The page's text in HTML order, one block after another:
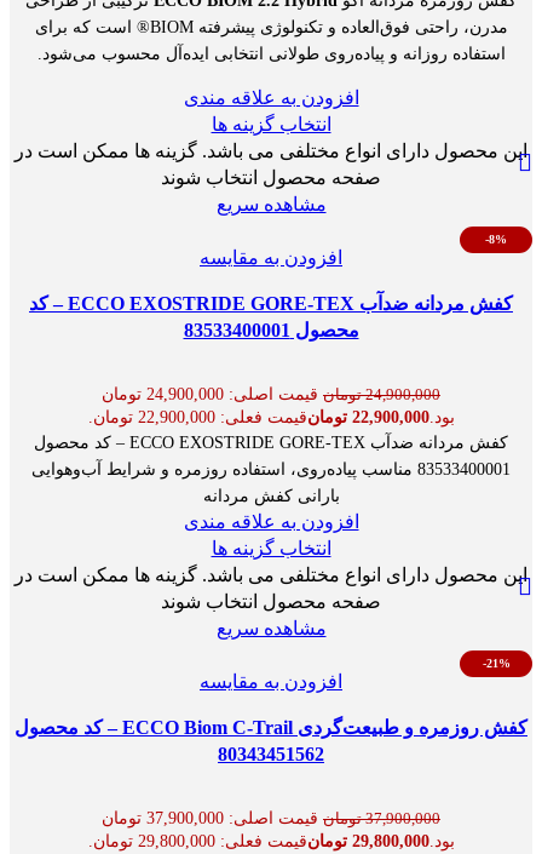
مدرن، راحتی فوق‌العاده و تکنولوژی پیشرفته BIOM® است که برای
استفاده روزانه و پیاده‌روی طولانی انتخابی ایده‌آل محسوب می‌شود.
افزودن به علاقه مندی
انتخاب گزینه ها
این محصول دارای انواع مختلفی می باشد. گزینه ها ممکن است در
صفحه محصول انتخاب شوند
مشاهده سریع
-8%
افزودن به مقایسه
کفش مردانه ضدآب ECCO EXOSTRIDE GORE-TEX – کد
محصول 83533400001
24,900,000 تومان
قیمت اصلی: 24,900,000 تومان
بود.22,900,000 تومانقیمت فعلی: 22,900,000 تومان.
کفش مردانه ضدآب ECCO EXOSTRIDE GORE-TEX – کد محصول
83533400001 مناسب پیاده‌روی، استفاده روزمره و شرایط آب‌وهوایی
بارانی کفش مردانه
افزودن به علاقه مندی
انتخاب گزینه ها
این محصول دارای انواع مختلفی می باشد. گزینه ها ممکن است در
صفحه محصول انتخاب شوند
مشاهده سریع
-21%
افزودن به مقایسه
کفش روزمره و طبیعت‌گردی ECCO Biom C-Trail – کد محصول
80343451562
37,900,000 تومان
قیمت اصلی: 37,900,000 تومان
بود.29,800,000 تومانقیمت فعلی: 29,800,000 تومان.